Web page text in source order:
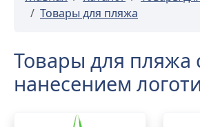
Товары для пляжа
Товары для пляжа
нанесением